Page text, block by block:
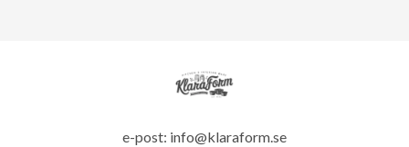
e-post: info@klaraform.se